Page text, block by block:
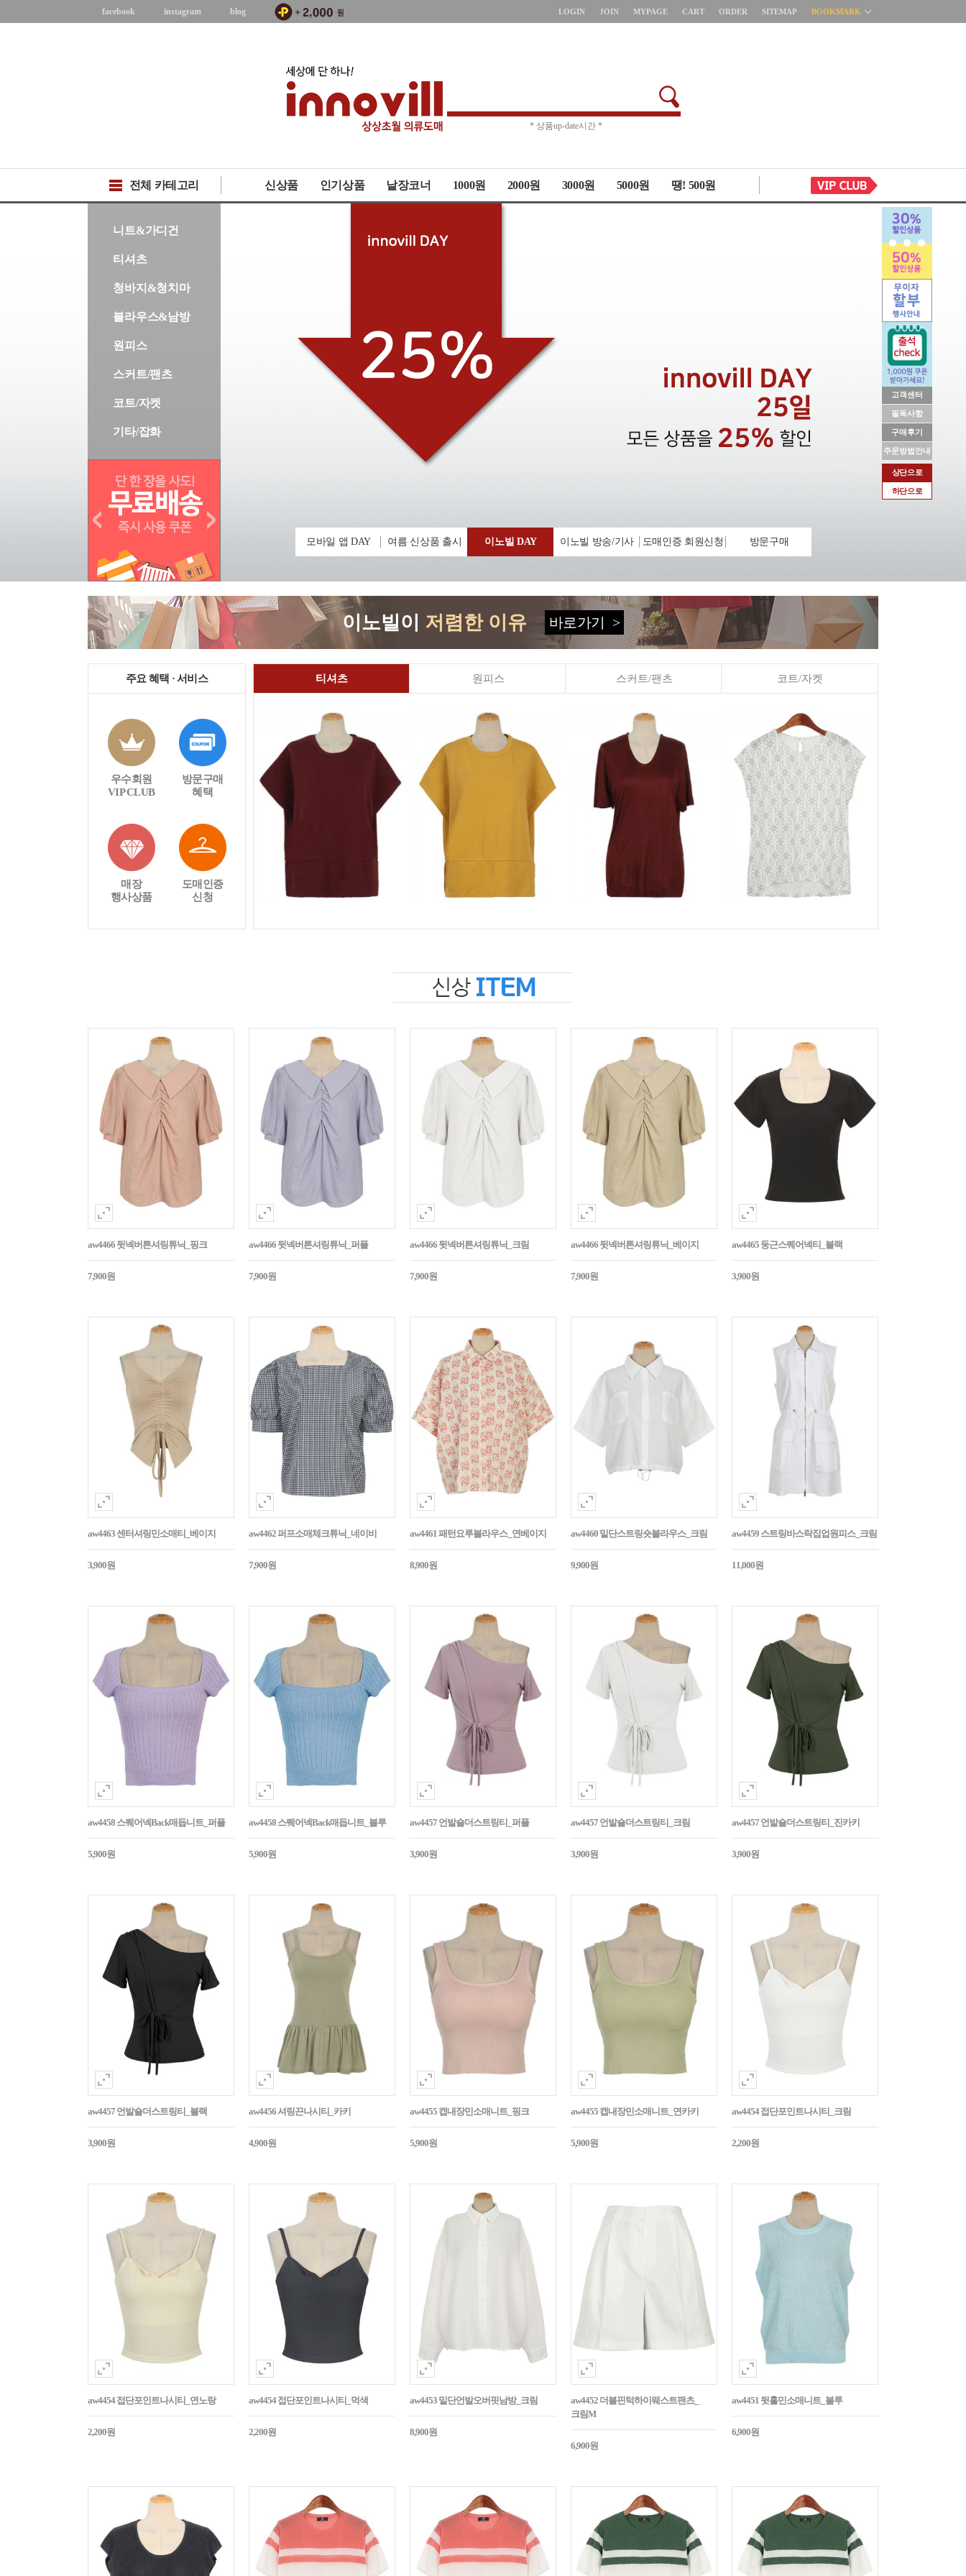
고객센터
필독사항
구매후기
주문방법안내
상단으로
하단으로
facebook instagram blog LOGIN JOIN MYPAGE CART ORDER SITEMAP BOOKMARK
* 상품up-date시간 *
전체 카테고리 신상품 인기상품 낱장코너 1000원 2000원 3000원 5000원 땡! 500원
니트&가디건
티셔츠
청바지&청치마
블라우스&남방
원피스
스커트/팬츠
코트/자켓
기타/잡화
모바일 앱 DAY 여름 신상품 출시 이노빌 DAY 이노빌 방송/기사 도매인증 회원신청 방문구매
이노빌이 저렴한 이유 바로가기 >
주요 혜택 · 서비스
우수회원
VIP CLUB
방문구매
혜택
매장
행사상품
도매인증
신청
티셔츠 원피스 스커트/팬츠 코트/자켓
aw4466 뒷넥버튼셔링튜닉_핑크
7,900원
aw4466 뒷넥버튼셔링튜닉_퍼플
7,900원
aw4466 뒷넥버튼셔링튜닉_크림
7,900원
aw4466 뒷넥버튼셔링튜닉_베이지
7,900원
aw4465 둥근스퀘어넥티_블랙
3,900원
aw4463 센터셔링민소매티_베이지
3,900원
aw4462 퍼프소매체크튜닉_네이비
7,900원
aw4461 패턴요루블라우스_연베이지
8,900원
aw4460 밑단스트링숏블라우스_크림
9,900원
aw4459 스트링바스락집업원피스_크림
11,000원
aw4458 스퀘어넥Back매듭니트_퍼플
5,900원
aw4458 스퀘어넥Back매듭니트_블루
5,900원
aw4457 언발숄더스트링티_퍼플
3,900원
aw4457 언발숄더스트링티_크림
3,900원
aw4457 언발숄더스트링티_진카키
3,900원
aw4457 언발숄더스트링티_블랙
3,900원
aw4456 셔링끈나시티_카키
4,900원
aw4455 캡내장민소매니트_핑크
5,900원
aw4455 캡내장민소매니트_연카키
5,900원
aw4454 접단포인트나시티_크림
2,200원
aw4454 접단포인트나시티_연노랑
2,200원
aw4454 접단포인트나시티_먹색
2,200원
aw4453 밑단언발오버핏남방_크림
8,900원
aw4452 더블핀턱하이웨스트팬츠_
크림M
6,900원
aw4451 뒷홀민소매니트_블루
6,900원